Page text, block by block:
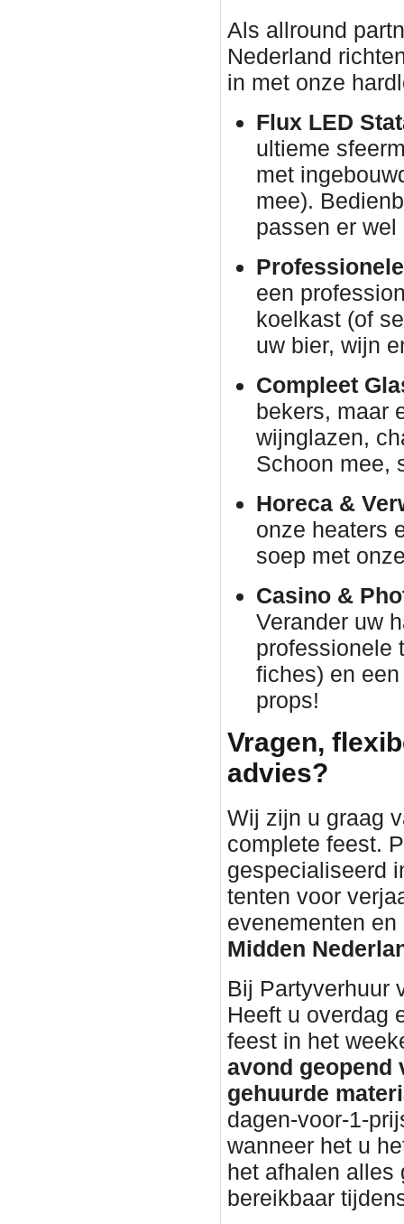
Als allround
Nederland
in met onze
Flux LED
ultieme
met
mee).
passen er
een
koelkast (of
uw bier, wijn
Compleet
bekers, maar
wijnglazen,
Schoon mee,
Horeca &
onze heaters
soep met
Casino &
Verander uw
professionele
fiches) en
props!
Vragen,
advies?
Wij zijn u graag
complete feest.
gespecialiseerd
tenten voor
evenementen
Midden
Bij Partyverhuur
Heeft u overdag
feest in het
avond geopend
gehuurde
dagen-voor-1-
wanneer het u
het afhalen alles
bereikbaar